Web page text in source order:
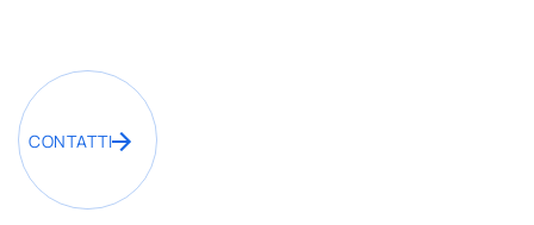
CONTATTI